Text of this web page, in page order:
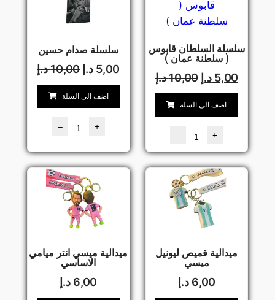
سلسلة صدام حسين
10,00د.إ 5,00 د.إ
اضف الى السلة
– +
سلسلة السلطان قابوس
( سلطنة عمان )
10,00د.إ 5,00 د.إ
اضف الى السلة
– +
ميدالية ميسي انتر ميامي
الاساسي
6,00 د.إ
ميدالية قميص ليونيل
ميسي
6,00 د.إ